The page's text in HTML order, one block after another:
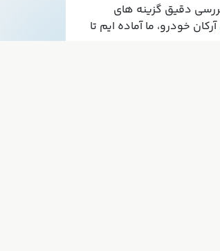
دقیق گزینه های